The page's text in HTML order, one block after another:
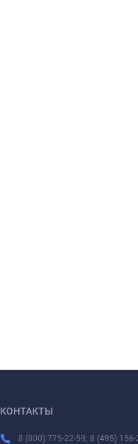
КОНТАКТЫ
8 (800) 775-22-59; 8 (495) 156-